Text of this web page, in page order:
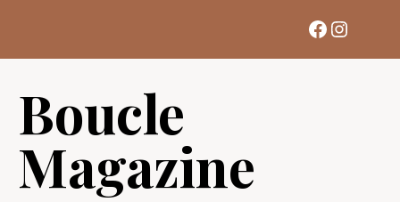
contenu
Facebook
Boucle
Magazine